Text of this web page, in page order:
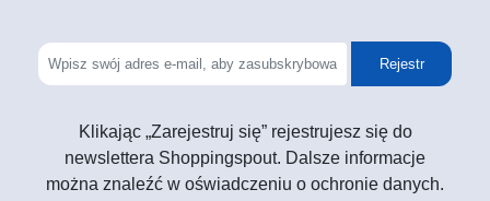
Rejestr
Klikając „Zarejestruj się” rejestrujesz się do
newslettera Shoppingspout. Dalsze informacje
można znaleźć w oświadczeniu o ochronie danych.